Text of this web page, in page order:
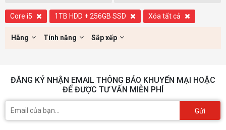
Core i5 1TB HDD + 256GB SSD Xóa tất cả
Hãng Tính năng Sắp xếp
ĐĂNG KÝ NHẬN EMAIL THÔNG BÁO KHUYẾN MẠI HOẶC
ĐỂ ĐƯỢC TƯ VẤN MIỄN PHÍ
Gửi